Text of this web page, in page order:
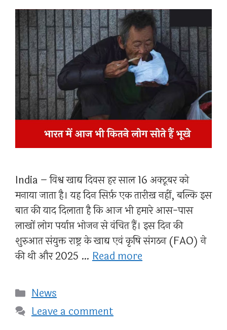
India – विश्व खाद्य दिवस हर साल 16 अक्टूबर को
मनाया जाता है। यह दिन सिर्फ़ एक तारीख़ नहीं, बल्कि इस
बात की याद दिलाता है कि आज भी हमारे आस-पास
लाखों लोग पर्याप्त भोजन से वंचित हैं। इस दिन की
शुरुआत संयुक्त राष्ट्र के खाद्य एवं कृषि संगठन (FAO) ने
की थी और 2025 … Read more
Categories
News
Leave a comment